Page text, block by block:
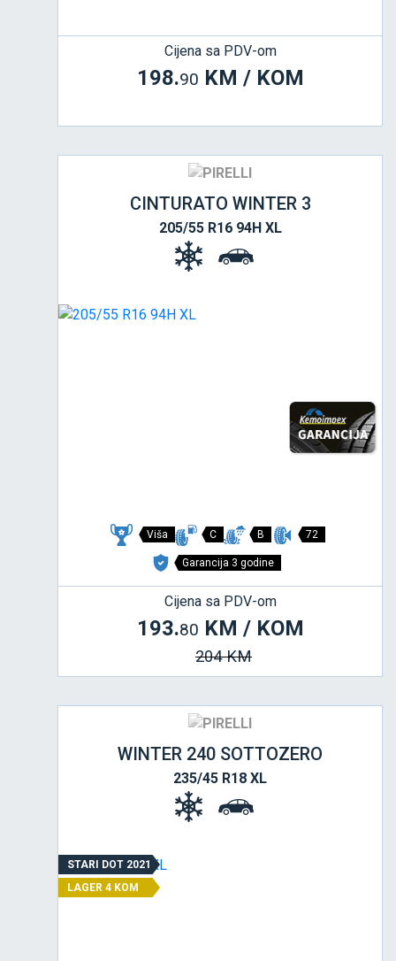
Cijena sa PDV-om
198.90 KM / KOM
CINTURATO WINTER 3
205/55 R16 94H XL
Viša C B 72
Garancija 3 godine
Cijena sa PDV-om
193.80 KM / KOM
204 KM
WINTER 240 SOTTOZERO
235/45 R18 XL
STARI DOT 2021
LAGER 4 KOM